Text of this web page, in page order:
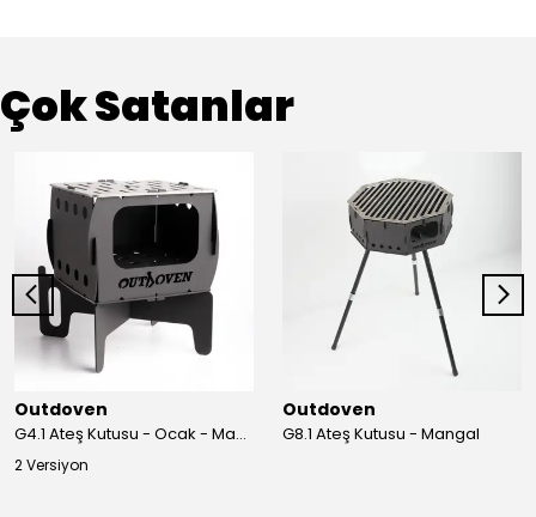
Çok Satanlar
Outdoven
G4.1 Ateş Kutusu - Ocak - Mangal
2 Versiyon
Outdoven
G8.1 Ateş Kutusu - Mangal